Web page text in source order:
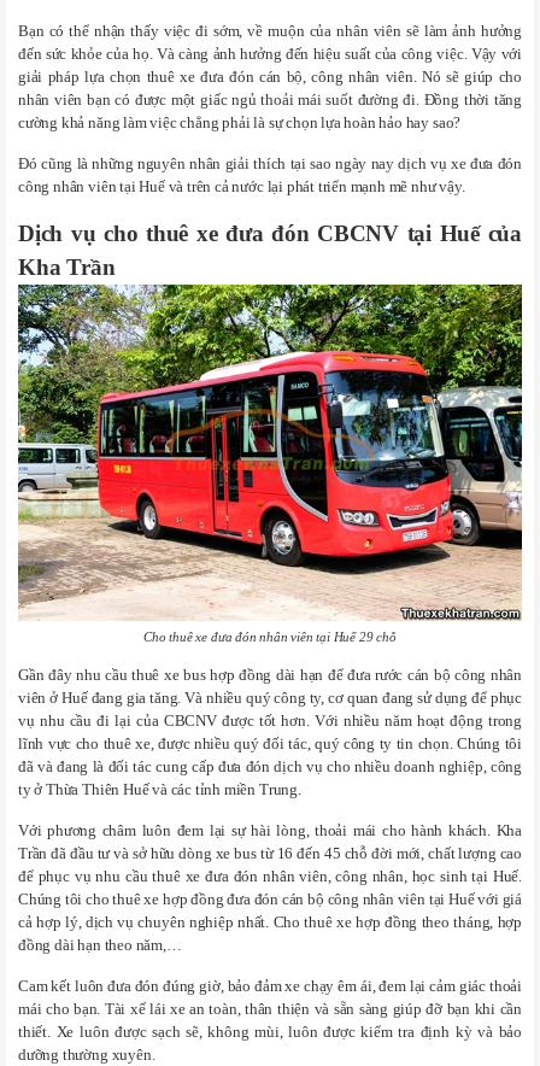
Bạn có thể nhận thấy việc đi sớm, về muộn của nhân viên sẽ làm ảnh hưởng
đến sức khỏe của họ. Và càng ảnh hưởng đến hiệu suất của công việc. Vậy với
giải pháp lựa chọn thuê xe đưa đón cán bộ, công nhân viên. Nó sẽ giúp cho
nhân viên bạn có được một giấc ngủ thoải mái suốt đường đi. Đồng thời tăng
cường khả năng làm việc chẳng phải là sự chọn lựa hoàn hảo hay sao?
Đó cũng là những nguyên nhân giải thích tại sao ngày nay dịch vụ xe đưa đón
công nhân viên tại Huế và trên cả nước lại phát triển mạnh mẽ như vậy.
Dịch vụ cho thuê xe đưa đón CBCNV tại Huế của
Kha Trần
Cho thuê xe đưa đón nhân viên tại Huế 29 chỗ
Gần đây nhu cầu thuê xe bus hợp đồng dài hạn để đưa rước cán bộ công nhân
viên ở Huế đang gia tăng. Và nhiều quý công ty, cơ quan đang sử dụng để phục
vụ nhu cầu đi lại của CBCNV được tốt hơn. Với nhiều năm hoạt động trong
lĩnh vực cho thuê xe, được nhiều quý đối tác, quý công ty tin chọn. Chúng tôi
đã và đang là đối tác cung cấp đưa đón dịch vụ cho nhiều doanh nghiệp, công
ty ở Thừa Thiên Huế và các tỉnh miền Trung.
Với phương châm luôn đem lại sự hài lòng, thoải mái cho hành khách. Kha
Trần đã đầu tư và sở hữu dòng xe bus từ 16 đến 45 chỗ đời mới, chất lượng cao
để phục vụ nhu cầu thuê xe đưa đón nhân viên, công nhân, học sinh tại Huế.
Chúng tôi cho thuê xe hợp đồng đưa đón cán bộ công nhân viên tại Huế với giá
cả hợp lý, dịch vụ chuyên nghiệp nhất. Cho thuê xe hợp đồng theo tháng, hợp
đồng dài hạn theo năm,…
Cam kết luôn đưa đón đúng giờ, bảo đảm xe chạy êm ái, đem lại cảm giác thoải
mái cho bạn. Tài xế lái xe an toàn, thân thiện và sẵn sàng giúp đỡ bạn khi cần
thiết. Xe luôn được sạch sẽ, không mùi, luôn được kiểm tra định kỳ và bảo
dưỡng thường xuyên.